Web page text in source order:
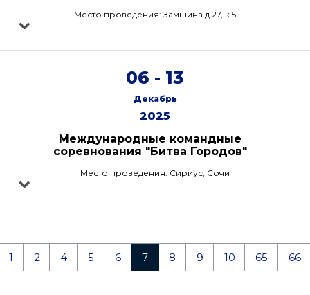
Место проведения: Замшина д.27, к.5
06 - 13
Декабрь
2025
Международные командные
соревнования "Битва Городов"
Место проведения: Сириус, Сочи
1 2 4 5 6 7 8 9 10 65 66